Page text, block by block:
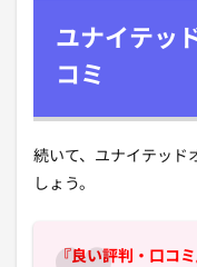
ユナイテッ
コミ
続いて、ユナイテッド
しょう。
『良い評判・口コミ